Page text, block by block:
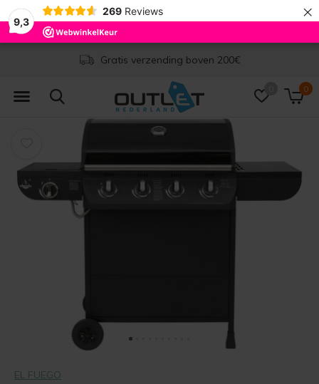
9,3
269 Reviews ×
0
Gratis verzending boven 200€
EL FUEGO